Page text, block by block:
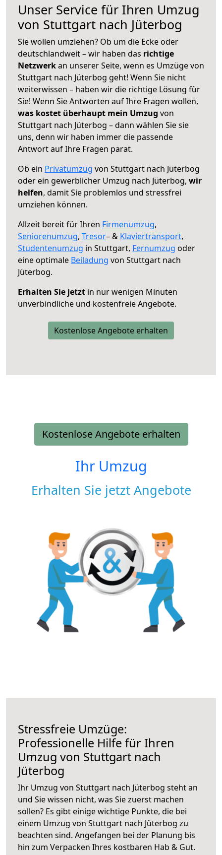
Unser Service für Ihren Umzug
von Stuttgart nach Jüterbog
Sie wollen umziehen? Ob um die Ecke oder
deutschlandweit – wir haben das richtige
Netzwerkan unserer Seite, wenn es Umzüge von
Stuttgart nach Jüterbog geht! Wenn Sie nicht
weiterwissen – haben wir die richtige Lösung für
Sie! Wenn Sie Antworten auf Ihre Fragen wollen,
was kostet überhaupt mein Umzug von
Stuttgart nach Jüterbog – dann wählen Sie sie
uns, denn wir haben immer die passende
Antwort auf Ihre Fragen parat.
Ob ein Privatumzug von Stuttgart nach Jüterbog
oder ein gewerblicher Umzug nach Jüterbog, wir
helfen, damit Sie problemlos und stressfrei
umziehen können.
Allzeit bereit für Ihren Firmenumzug,
Seniorenumzug, Tresor– & Klaviertransport,
Studentenumzug in Stuttgart, Fernumzug oder
eine optimale Beiladung von Stuttgart nach
Jüterbog.
Erhalten Sie jetzt in nur wenigen Minuten
unverbindliche und kostenfreie Angebote.
Kostenlose Angebote erhalten
Kostenlose Angebote erhalten
Ihr Umzug
Erhalten Sie jetzt Angebote
Stressfreie Umzüge:
Professionelle Hilfe für Ihren
Umzug von Stuttgart nach
Jüterbog
Ihr Umzug von Stuttgart nach Jüterbog steht an
und Sie wissen nicht, was Sie zuerst machen
sollen? Es gibt einige wichtige Punkte, die bei
einem Umzug von Stuttgart nach Jüterbog zu
beachten sind. Angefangen bei der Planung bis
hin zum Verpacken Ihres kostbaren Hab & Gut.